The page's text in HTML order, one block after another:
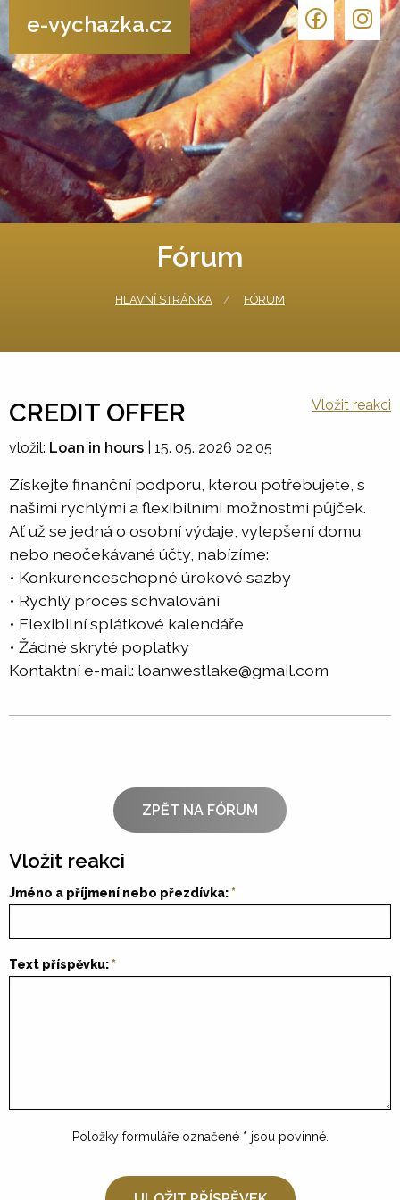
e-vychazka.cz
Fórum
HLAVNÍ STRÁNKA FÓRUM
CREDIT OFFER Vložit reakci
vložil: Loan in hours 15. 05. 2026 02:05
Získejte finanční podporu, kterou potřebujete, s
našimi rychlými a flexibilními možnostmi půjček.
Ať už se jedná o osobní výdaje, vylepšení domu
nebo neočekávané účty, nabízíme:
• Konkurenceschopné úrokové sazby
• Rychlý proces schvalování
• Flexibilní splátkové kalendáře
• Žádné skryté poplatky
Kontaktní e-mail: loanwestlake@gmail.com
ZPĚT NA FÓRUM
Vložit reakci
Jméno a příjmení nebo přezdívka:
Text příspěvku:
Položky formuláře označené * jsou povinné.